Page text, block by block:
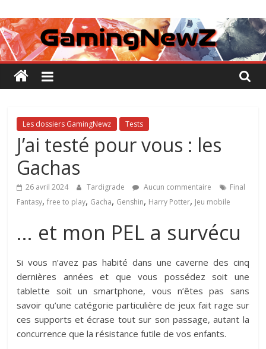
au
contenu
GamingNewZ
Tests
et
Actu
des
vidéo
Les dossiers GamingNewz Tests
J’ai testé pour vous : les
Gachas
26 avril 2024 Tardigrade Aucun commentaire
Final
Fantasy,free to play, Gacha, Genshin, Harry Potter, Jeu mobile
… et mon PEL a survécu
Si vous n’avez pas habité dans une caverne des cinq
dernières années et que vous possédez soit une
tablette soit un smartphone, vous n’êtes pas sans
savoir qu’une catégorie particulière de jeux fait rage sur
ces supports et écrase tout sur son passage, autant la
concurrence que la résistance futile de vos enfants.